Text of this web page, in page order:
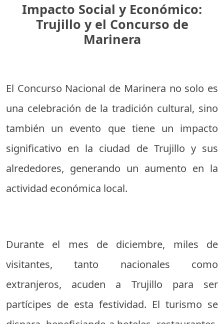
Impacto Social y Económico:
Trujillo y el Concurso de
Marinera
El Concurso Nacional de Marinera no solo es
una celebración de la tradición cultural, sino
también un evento que tiene un impacto
significativo en la ciudad de Trujillo y sus
alrededores, generando un aumento en la
actividad económica local.
Durante el mes de diciembre, miles de
visitantes, tanto nacionales como
extranjeros, acuden a Trujillo para ser
partícipes de esta festividad. El turismo se